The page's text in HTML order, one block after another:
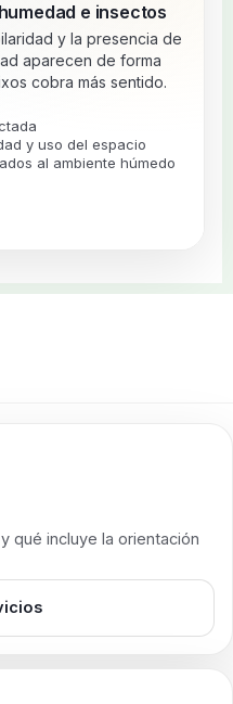
e insectos
y la presencia de
aparecen de forma
cobra más sentido.
y uso del espacio
al ambiente húmedo
qué incluye la orientación